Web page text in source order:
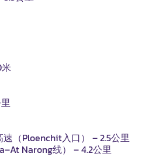
（Ploenchit入口） – 2.5公里
Narong线） – 4.2公里